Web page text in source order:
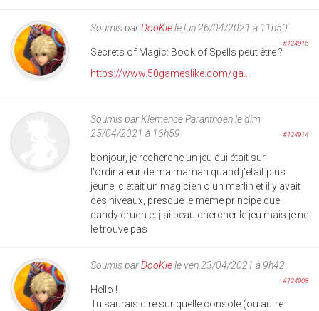
Soumis parDooKiele lun 26/04/2021 à 11h50
#124915
Secrets of Magic: Book of Spells peut être ?
https://www.50gameslike.com/ga...
Soumis parKlemence Paranthoenle dim
25/04/2021 à 16h59
#124914
bonjour, je recherche un jeu qui était sur
l'ordinateur de ma maman quand j'était plus
jeune, c'était un magicien o un merlin et il y avait
des niveaux, presque le meme principe que
candy cruch et j'ai beau chercher le jeu mais je ne
le trouve pas
Soumis parDooKiele ven 23/04/2021 à 9h42
#124908
Hello !
Tu saurais dire sur quelle console (ou autre